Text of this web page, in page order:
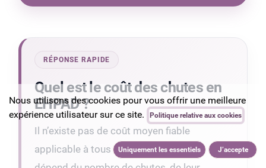
RÉPONSE RAPIDE
Quel est le coût des chutes en
EHPAD ?
Il n’existe pas de coût moyen fiable
applicable à tous les EHPAD. Le coût
Nous utilisons des cookies pour vous offrir une meilleure
expérience utilisateur sur ce site.
Politique relative aux cookies
Uniquement les essentiels J’accepte